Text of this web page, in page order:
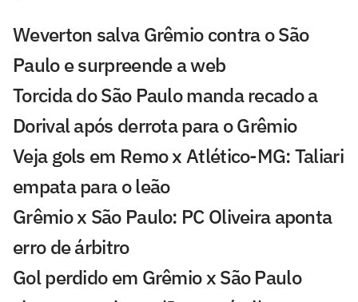
Weverton salva Grêmio contra o São
Paulo e surpreende a web
Torcida do São Paulo manda recado a
Dorival após derrota para o Grêmio
Veja gols em Remo x Atlético-MG: Taliari
empata para o leão
Grêmio x São Paulo: PC Oliveira aponta
erro de árbitro
Gol perdido em Grêmio x São Paulo